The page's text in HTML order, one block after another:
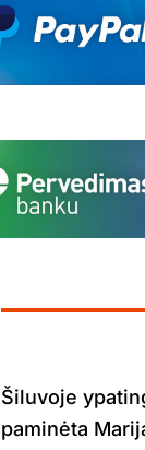
Šiluvoje
paminėta